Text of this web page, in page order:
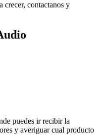
crecer, contactanos y
puedes ir recibir la
y averiguar cual producto